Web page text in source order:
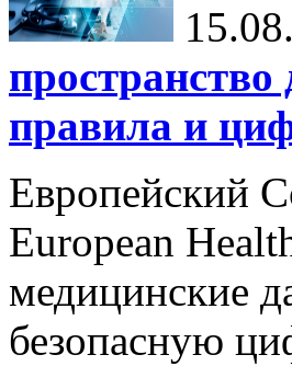
правила и
Европейский
European
медицинские
безопасную